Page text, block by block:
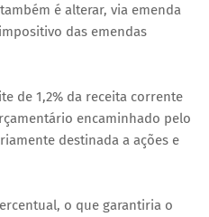
é alterar, via emenda
das emendas
de 1,2% da receita corrente
encaminhado pelo
destinada a ações e
o que garantiria o